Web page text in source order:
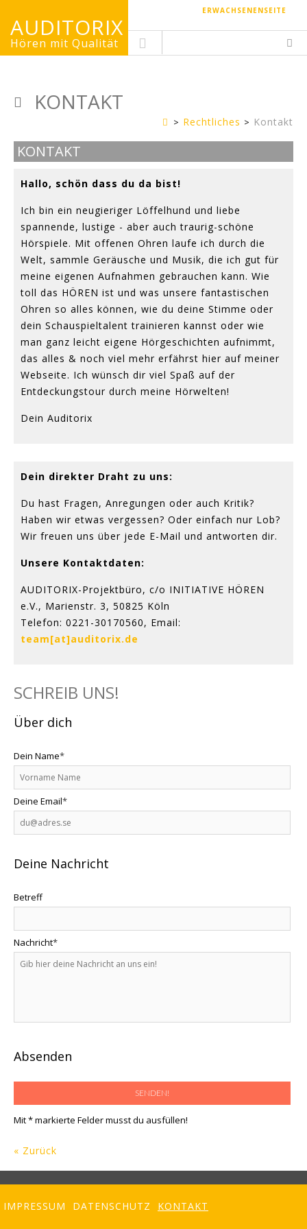
ERWACHSENENSEITE
AUDITORIX
Hören mit Qualität
KONTAKT
KinderseiteRechtliches Kontakt
KONTAKT
Hallo, schön dass du da bist!
Ich bin ein neugieriger Löffelhund und liebe
spannende, lustige - aber auch traurig-schöne
Hörspiele. Mit offenen Ohren laufe ich durch die
Welt, sammle Geräusche und Musik, die ich gut für
meine eigenen Aufnahmen gebrauchen kann. Wie
toll das HÖREN ist und was unsere fantastischen
Ohren so alles können, wie du deine Stimme oder
dein Schauspieltalent trainieren kannst oder wie
man ganz leicht eigene Hörgeschichten aufnimmt,
das alles & noch viel mehr erfährst hier auf meiner
Webseite. Ich wünsch dir viel Spaß auf der
Entdeckungstour durch meine Hörwelten!
Dein Auditorix
Dein direkter Draht zu uns:
Du hast Fragen, Anregungen oder auch Kritik?
Haben wir etwas vergessen? Oder einfach nur Lob?
Wir freuen uns über jede E-Mail und antworten dir.
Unsere Kontaktdaten:
AUDITORIX-Projektbüro, c/o INITIATIVE HÖREN
e.V., Marienstr. 3, 50825 Köln
Telefon: 0221-30170560, Email:
team[at]auditorix.de
SCHREIB UNS!
Über dich
Dein Name*
Deine Email*
Deine Nachricht
Betreff
Nachricht*
Absenden
Mit * markierte Felder musst du ausfüllen!
« Zurück
IMPRESSUM DATENSCHUTZ KONTAKT